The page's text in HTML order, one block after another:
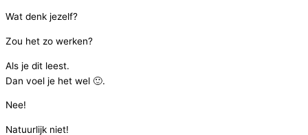
Wat denk jezelf?
Zou het zo werken?
Als je dit leest.
Dan voel je het wel 🙂.
Nee!
Natuurlijk niet!